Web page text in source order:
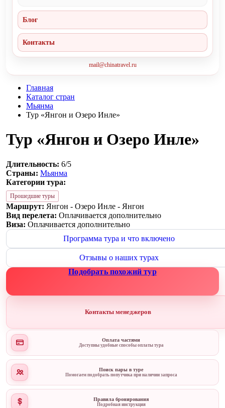
Блог
Контакты
mail@chinatravel.ru
Главная
Каталог стран
Мьянма
Тур «Янгон и Озеро Инле»
Тур «Янгон и Озеро Инле»
Длительность: 6/5
Страны: Мьянма
Категории тура:
Прошедшие туры
Маршрут: Янгон - Озеро Инле - Янгон
Вид перелета: Оплачивается дополнительно
Виза: Оплачивается дополнительно
Программа тура и что включено
Отзывы о наших турах
Подобрать похожий тур
Контакты менеджеров
Оплата частями
Доступны удобные способы оплаты тура
Поиск пары в туре
Помогаем подобрать попутчика при наличии запроса
Правила бронирования
Подробная инструкция